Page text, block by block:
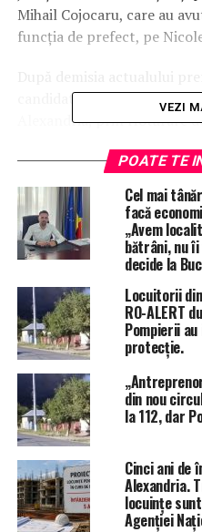
Mihail Cojocaru, care au
funcția de prefect, pe
candidat pentru funcția de
Alexandria, prin Hotărâre
provocare majoră:
Teleorman, cu tot ce
ÎNTÂMPLĂRI RECERENTE
PREFECT
URMĂTORUL ARTICOL
Candidatul liberal pentru
impresionantă în lupta
schimbare/VIDEO
NU RATA
Primul Congres al
Discursuri în versuri și
guvernanților/VIDEO
VEZI
POATE TE
Cel mai
facă
„Avem
bătrâni, nu
decide la
Locuitorii
RO-ALERT
Pompierii
protecție.
din nou
la 112, dar
Cinci ani de
Alexandria.
locuințe
Agenției